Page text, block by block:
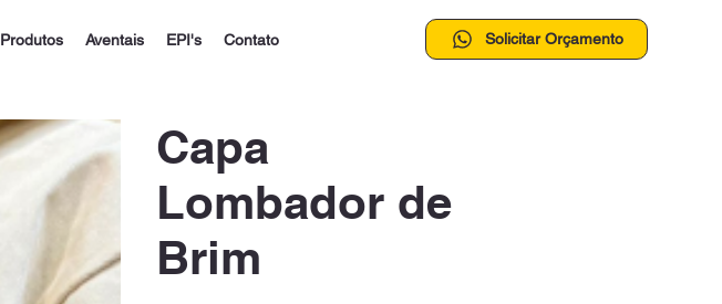
Produtos Aventais EPI's Contato Solicitar Orçamento
Capa
Lombador de
Brim